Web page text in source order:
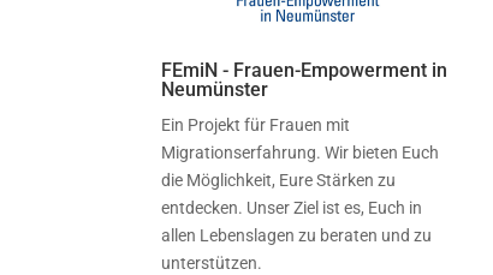
FEmiN - Frauen-Empowerment in
Neumünster
Ein Projekt für Frauen mit
Migrationserfahrung. Wir bieten Euch
die Möglichkeit, Eure Stärken zu
entdecken. Unser Ziel ist es, Euch in
allen Lebenslagen zu beraten und zu
unterstützen.